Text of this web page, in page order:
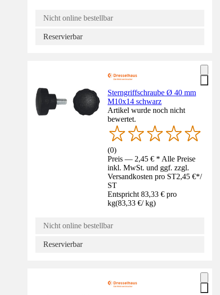
Nicht online bestellbar
Reservierbar
Sterngriffschraube Ø 40 mm
M10x14 schwarz
Artikel wurde noch nicht
bewertet.
(0)
Preis — 2,45 € * Alle Preise
inkl. MwSt. und ggf. zzgl.
Versandkosten pro ST2,45 €*/
ST
Entspricht 83,33 € pro
kg(83,33 €/ kg)
Nicht online bestellbar
Reservierbar